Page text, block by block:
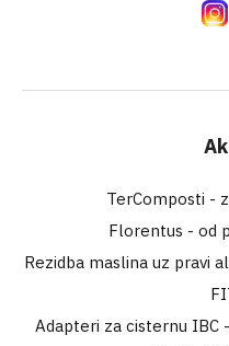
TerComposti -
Florentus - od
Rezidba maslina uz pravi
Adapteri za cisternu IBC